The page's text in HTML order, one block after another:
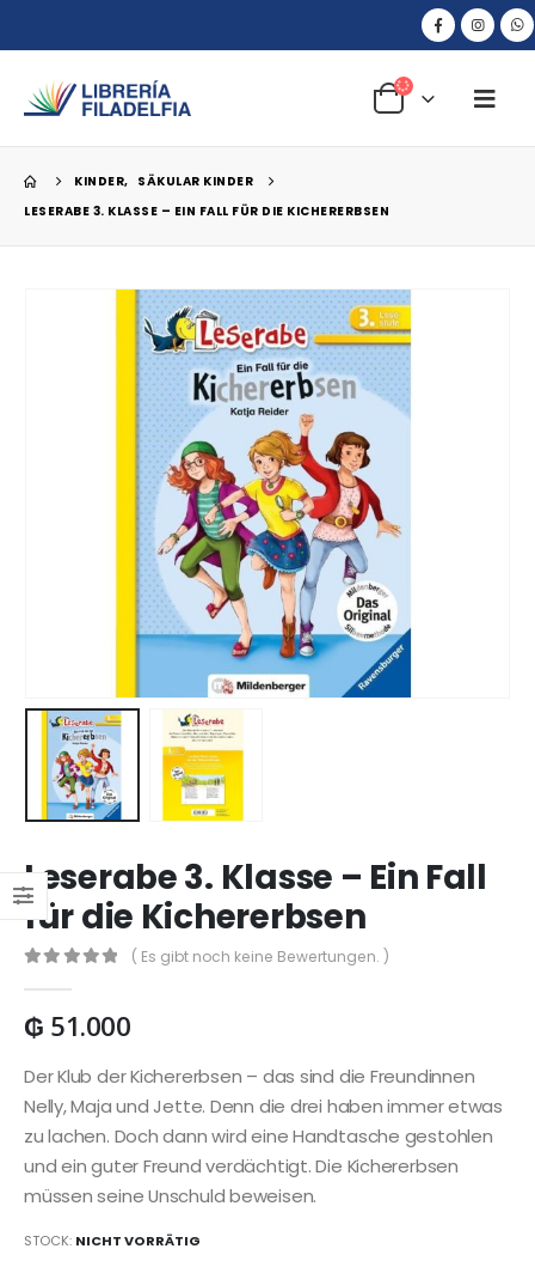
KINDER, SÄKULAR KINDER
LESERABE 3. KLASSE – EIN FALL FÜR DIE KICHERERBSEN
Leserabe 3. Klasse – Ein Fall
für die Kichererbsen
( Es gibt noch keine Bewertungen. )
₲ 51.000
Der Klub der Kichererbsen – das sind die Freundinnen
Nelly, Maja und Jette. Denn die drei haben immer etwas
zu lachen. Doch dann wird eine Handtasche gestohlen
und ein guter Freund verdächtigt. Die Kichererbsen
müssen seine Unschuld beweisen.
STOCK: NICHT VORRÄTIG